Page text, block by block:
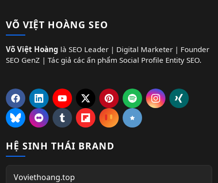
VÕ VIỆT HOÀNG SEO
Võ Việt Hoàng là SEO Leader | Digital Marketer | Founder
SEO GenZ | Tác giả các ấn phẩm Social Profile Entity SEO.
HỆ SINH THÁI BRAND
Voviethoang.top